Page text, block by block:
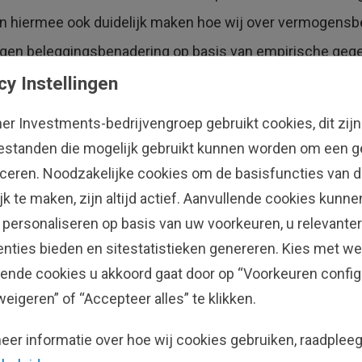
hiermee ook duidelijk maken hoe wij over
beleggingsbenadering op basis van empirische
u aanspreekt, vragen hebt of gewoon nieuwsgierig
wij de mogelijkheid om hun portefeuille zonder
gids voor uw pensioen en inkomenen periodieke
verlies met zich mee en er is geen garantie dat het
garantie voor toekomstige rendementen en zijn daar
van de wereldwijde financiële markten en
Instellingen
Investments-bedrijvengroep gebruikt cookies, dit
die mogelijk gebruikt kunnen worden om een
Noodzakelijke cookies om de basisfuncties van
te maken, zijn altijd actief. Aanvullende cookies
op basis van uw voorkeuren, u
bieden en sitestatistieken genereren. Kies met
cookies u akkoord gaat door op “Voorkeuren
of “Accepteer alles” te klikken.
informatie over hoe wij cookies gebruiken,